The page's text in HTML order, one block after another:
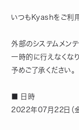
いつもKyashをご利用
外部のシステムメン
一時的に行えなくなり
予めご了承ください。
■ 日時
2022年07月22日（